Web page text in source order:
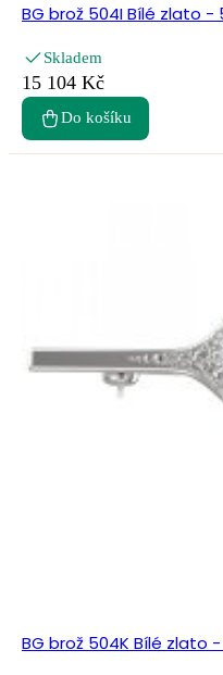
BG brož 504I Bílé zlato -
Skladem
15 104 Kč
Do košíku
BG brož 504K Bílé zlato